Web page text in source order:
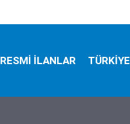
RESMİ İLANLAR TÜRKİYE